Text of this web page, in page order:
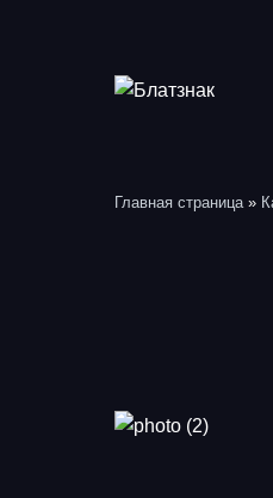
содержимому
Главная страница»